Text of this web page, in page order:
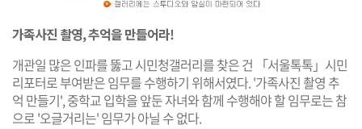
가족사진 촬영, 추억을 만들어라!
개관일 많은 인파를 뚫고 시민청갤러리를 찾은 건 「서울톡톡」시민
리포터로 부여받은 임무를 수행하기 위해서였다. '가족사진 촬영 추
억 만들기', 중학교 입학을 앞둔 자녀와 함께 수행해야 할 임무로는 참
으로 '오글거리는' 임무가 아닐 수 없다.